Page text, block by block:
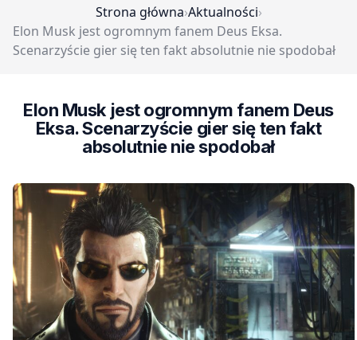
Strona główna›Aktualności›
Elon Musk jest ogromnym fanem Deus Eksa.
Scenarzyście gier się ten fakt absolutnie nie spodobał
Elon Musk jest ogromnym fanem Deus
Eksa. Scenarzyście gier się ten fakt
absolutnie nie spodobał